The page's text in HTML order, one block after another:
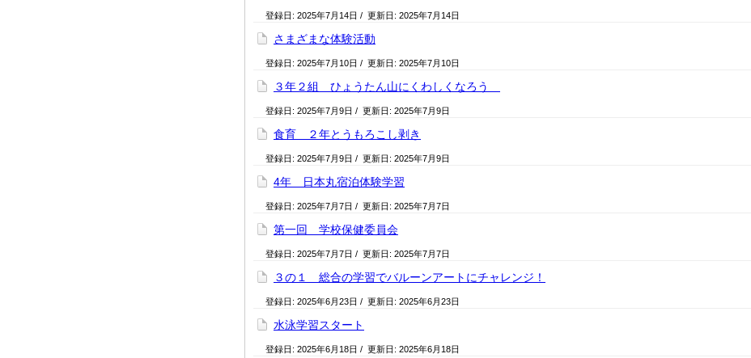
登録日: 2025年7月14日 / 更新日: 2025年7月14日
さまざまな体験活動
登録日: 2025年7月10日 / 更新日: 2025年7月10日
３年２組 ひょうたん山にくわしくなろう
登録日: 2025年7月9日 / 更新日: 2025年7月9日
食育 ２年とうもろこし剥き
登録日: 2025年7月9日 / 更新日: 2025年7月9日
4年 日本丸宿泊体験学習
登録日: 2025年7月7日 / 更新日: 2025年7月7日
第一回 学校保健委員会
登録日: 2025年7月7日 / 更新日: 2025年7月7日
３の１ 総合の学習でバルーンアートにチャレンジ！
登録日: 2025年6月23日 / 更新日: 2025年6月23日
水泳学習スタート
登録日: 2025年6月18日 / 更新日: 2025年6月18日